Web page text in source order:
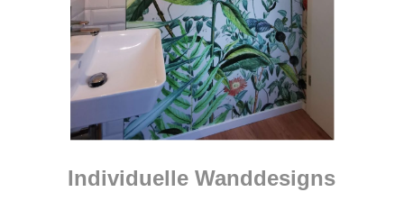
Individuelle Wanddesigns